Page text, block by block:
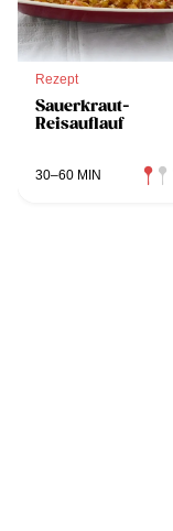
Rezept
Sauerkraut-
Reisauflauf
30–60 MIN